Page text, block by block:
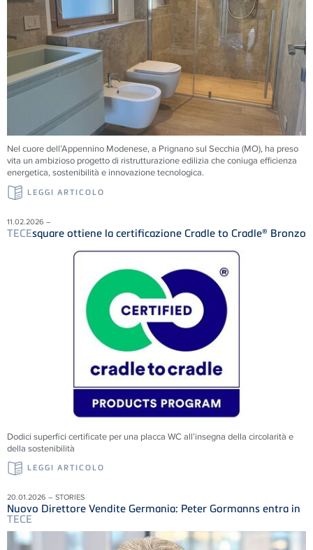
Nel cuore dell’Appennino Modenese, a Prignano sul Secchia (MO), ha preso
vita un ambizioso progetto di ristrutturazione edilizia che coniuga efficienza
energetica, sostenibilità e innovazione tecnologica.
LEGGI ARTICOLO
11.02.2026 –
TECEsquare ottiene la certificazione Cradle to Cradle® Bronzo
Dodici superfici certificate per una placca WC all’insegna della circolarità e
della sostenibilità
LEGGI ARTICOLO
20.01.2026 – STORIES
Nuovo Direttore Vendite Germania: Peter Gormanns entra in
TECE